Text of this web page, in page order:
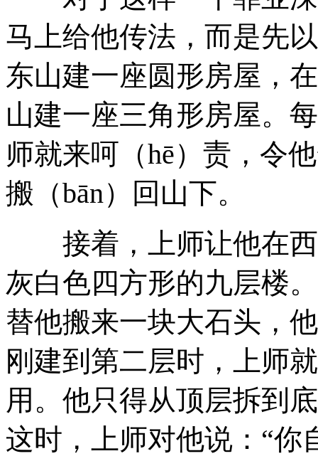
马上给他传法，而是先
东山建一座圆形房屋，
山建一座三角形房屋。
师就来呵（hē）责，令
搬（bān）回山下。
接着，上师让他在西
灰白色四方形的九层楼
替他搬来一块大石头，
刚建到第二层时，上师
用。他只得从顶层拆到
这时，上师对他说：“你